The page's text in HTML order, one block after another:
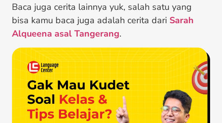
Baca juga cerita lainnya yuk, salah satu yang
bisa kamu baca juga adalah cerita dari Sarah
Alqueena asal Tangerang.